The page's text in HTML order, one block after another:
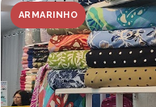
ARMARINHO